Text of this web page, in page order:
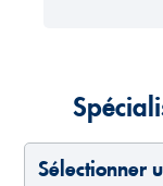
Sélectionner
Sélectionner